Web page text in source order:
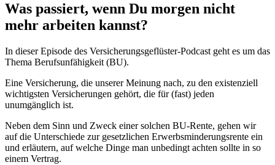
Was passiert, wenn Du morgen nicht
mehr arbeiten kannst?
In dieser Episode des Versicherungsgeflüster-Podcast geht es um das
Thema Berufsunfähigkeit (BU).
Eine Versicherung, die unserer Meinung nach, zu den existenziell
wichtigsten Versicherungen gehört, die für (fast) jeden
unumgänglich ist.
Neben dem Sinn und Zweck einer solchen BU-Rente, gehen wir
auf die Unterschiede zur gesetzlichen Erwerbsminderungsrente ein
und erläutern, auf welche Dinge man unbedingt achten sollte in so
einem Vertrag.